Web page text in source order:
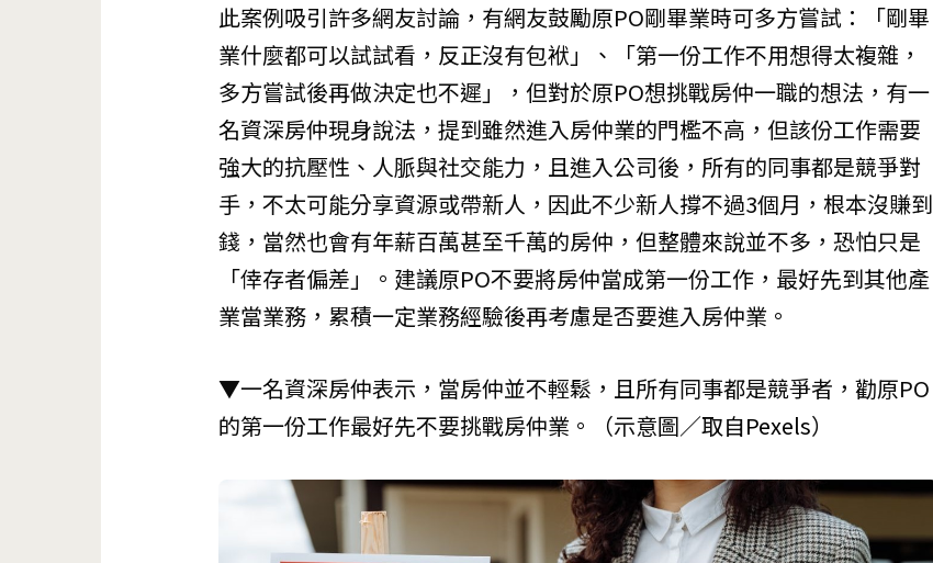
此案例吸引許多網友討論，有網友鼓勵原PO剛畢業時可多方嘗試：「剛畢
業什麼都可以試試看，反正沒有包袱」、「第一份工作不用想得太複雜，
多方嘗試後再做決定也不遲」，但對於原PO想挑戰房仲一職的想法，有一
名資深房仲現身說法，提到雖然進入房仲業的門檻不高，但該份工作需要
強大的抗壓性、人脈與社交能力，且進入公司後，所有的同事都是競爭對
手，不太可能分享資源或帶新人，因此不少新人撐不過3個月，根本沒賺到
錢，當然也會有年薪百萬甚至千萬的房仲，但整體來說並不多，恐怕只是
「倖存者偏差」。建議原PO不要將房仲當成第一份工作，最好先到其他產
業當業務，累積一定業務經驗後再考慮是否要進入房仲業。
▼一名資深房仲表示，當房仲並不輕鬆，且所有同事都是競爭者，勸原PO
的第一份工作最好先不要挑戰房仲業。（示意圖／取自Pexels）